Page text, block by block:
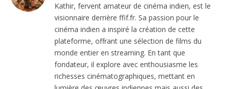
Kathir, fervent amateur de cinéma indien, est le
visionnaire derrière ffif.fr. Sa passion pour le
cinéma indien a inspiré la création de cette
plateforme, offrant une sélection de films du
monde entier en streaming. En tant que
fondateur, il explore avec enthousiasme les
richesses cinématographiques, mettant en